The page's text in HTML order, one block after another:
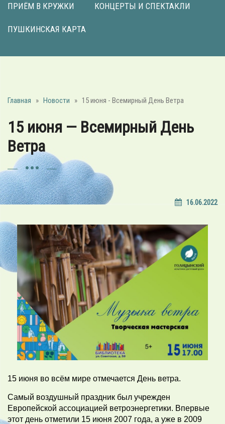
ПРИЁМ В КРУЖКИ КОНЦЕРТЫ И СПЕКТАКЛИ
ПУШКИНСКАЯ КАРТА
Главная » Новости » 15 июня - Всемирный День Ветра
15 июня — Всемирный День
Ветра
16.06.2022
15 июня во всём мире отмечается День ветра.
Самый воздушный праздник был учрежден
Европейской ассоциацией ветроэнергетики. Впервые
этот день отметили 15 июня 2007 года, а уже в 2009